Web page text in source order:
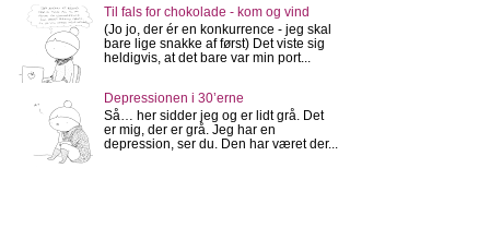
Til fals for chokolade - kom og vind
(Jo jo, der ér en konkurrence - jeg skal
bare lige snakke af først) Det viste sig
heldigvis, at det bare var min port...
Depressionen i 30’erne
Så… her sidder jeg og er lidt grå. Det
er mig, der er grå. Jeg har en
depression, ser du. Den har været der...